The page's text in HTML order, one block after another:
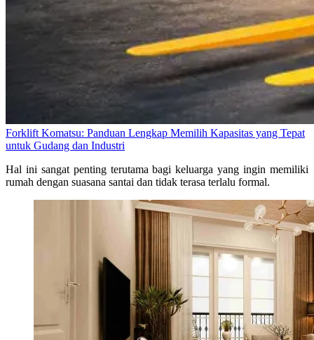
Forklift Komatsu: Panduan Lengkap Memilih Kapasitas yang Tepat
untuk Gudang dan Industri
Hal ini sangat penting terutama bagi keluarga yang ingin memiliki
rumah dengan suasana santai dan tidak terasa terlalu formal.